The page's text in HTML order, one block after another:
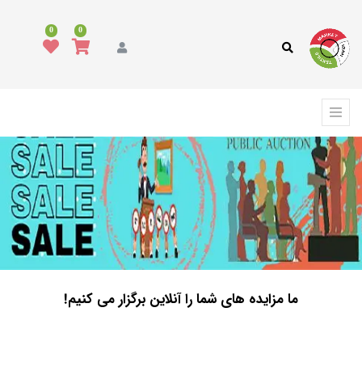
0
0
ما مزایده های شما را آنلاین برگزار می کنیم!